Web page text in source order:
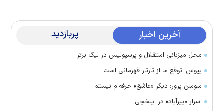
آخرین اخبار پربازدید
محل میزبانی استقلال و پرسپولیس در لیگ برتر
پیوس: توقع ما از تارتار قهرمانی است
سوسن پرور: دیگر «عاشق» حرفه‌ام نیستم
اسرار «پیرآباد» در ایلخچی